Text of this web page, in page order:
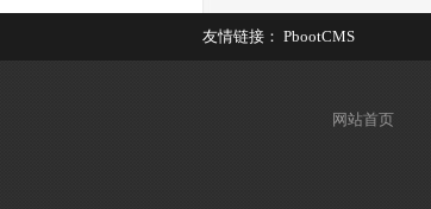
友情链接： PbootCMS
网站首页